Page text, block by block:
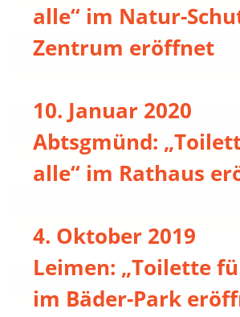
alle“ im Natur-
Zentrum eröffnet
10. Januar 2020
Abtsgmünd:
alle“ im Rathaus
4. Oktober 2019
Leimen: „Toilette
im Bäder-Park